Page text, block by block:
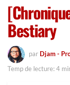
Bestiary
par Djam -
Temp de lecture: 4